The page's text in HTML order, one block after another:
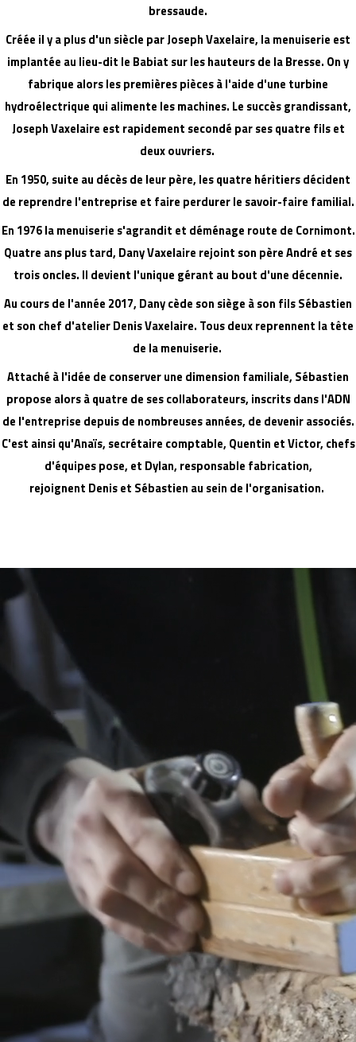
bressaude.
Créée il y a plus d'un siècle par Joseph Vaxelaire, la menuiserie est
implantée au lieu-dit le Babiat sur les hauteurs de la Bresse. On y
fabrique alors les premières pièces à l'aide d'une turbine
hydroélectrique qui alimente les machines. Le succès grandissant,
Joseph Vaxelaire est rapidement secondé par ses quatre fils et
deux ouvriers.
En 1950, suite au décès de leur père, les quatre héritiers décident
de reprendre l'entreprise et faire perdurer le savoir-faire familial.
En 1976 la menuiserie s'agrandit et déménage route de Cornimont.
Quatre ans plus tard, Dany Vaxelaire rejoint son père André et ses
trois oncles. Il devient l'unique gérant au bout d'une décennie.
Au cours de l'année 2017, Dany cède son siège à son fils Sébastien
et son chef d'atelier Denis Vaxelaire. Tous deux reprennent la tête
de la menuiserie.
Attaché à l'idée de conserver une dimension familiale, Sébastien
propose alors à quatre de ses collaborateurs, inscrits dans l'ADN
de l'entreprise depuis de nombreuses années, de devenir associés.
C'est ainsi qu'Anaïs, secrétaire comptable, Quentin et Victor, chefs
d'équipes pose, et Dylan, responsable fabrication,
rejoignent Denis et Sébastien au sein de l'organisation.